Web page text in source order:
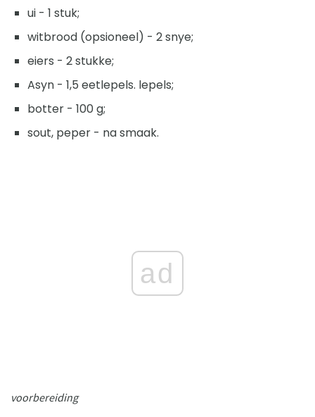
ui - 1 stuk;
witbrood (opsioneel) - 2 snye;
eiers - 2 stukke;
Asyn - 1,5 eetlepels. lepels;
botter - 100 g;
sout, peper - na smaak.
ad
voorbereiding